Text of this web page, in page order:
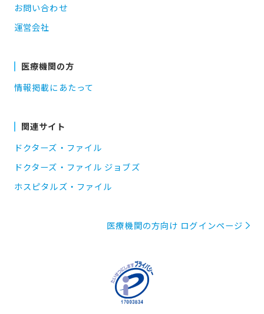
お問い合わせ
運営会社
医療機関の方
情報掲載にあたって
関連サイト
ドクターズ・ファイル
ドクターズ・ファイル ジョブズ
ホスピタルズ・ファイル
医療機関の方向け ログインページ